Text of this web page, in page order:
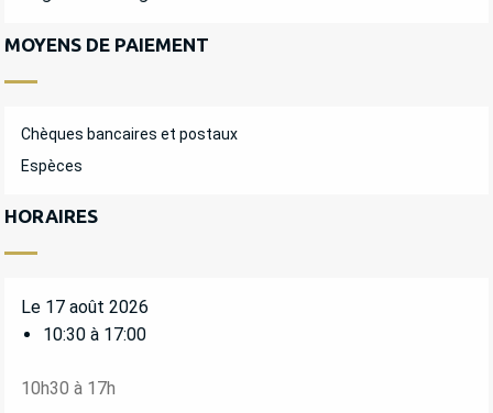
MOYENS DE PAIEMENT
Chèques bancaires et postaux
Espèces
HORAIRES
Le 17 août 2026
10:30 à 17:00
10h30 à 17h